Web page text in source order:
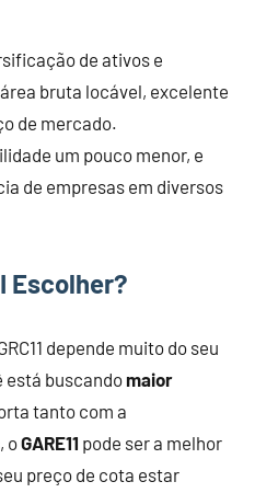
de ativos e
bruta locável, excelente
de mercado.
um pouco menor, e
de empresas em diversos
Escolher?
depende muito do seu
está buscandomaior
tanto com a
oGARE11 pode ser a melhor
preço de cota estar